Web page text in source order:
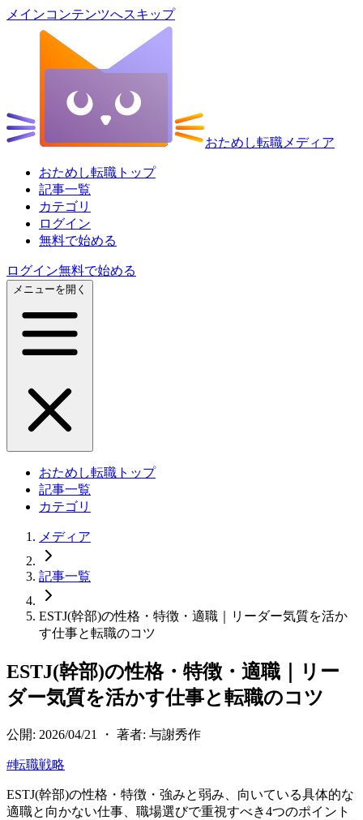
メインコンテンツへスキップ
おためし転職メディア
おためし転職トップ
記事一覧
カテゴリ
ログイン
無料で始める
ログイン無料で始める
メニューを開く
おためし転職トップ
記事一覧
カテゴリ
メディア
記事一覧
ESTJ(幹部)の性格・特徴・適職｜リーダー気質を活か
す仕事と転職のコツ
ESTJ(幹部)の性格・特徴・適職｜リー
ダー気質を活かす仕事と転職のコツ
公開: 2026/04/21 ・ 著者: 与謝秀作
#転職戦略
ESTJ(幹部)の性格・特徴・強みと弱み、向いている具体的な
適職と向かない仕事、職場選びで重視すべき4つのポイント